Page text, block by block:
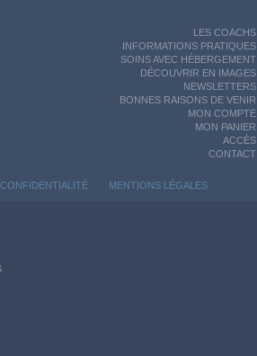
LES COACHS
INFORMATIONS PRATIQUES
SOINS AVEC HÉBERGEMENT
DÉCOUVRIR EN IMAGES
NEWSLETTERS
BONNES RAISONS DE VENIR
MON COMPTE
MON PANIER
ACCÈS
CONTACT
MENTIONS LÉGALES